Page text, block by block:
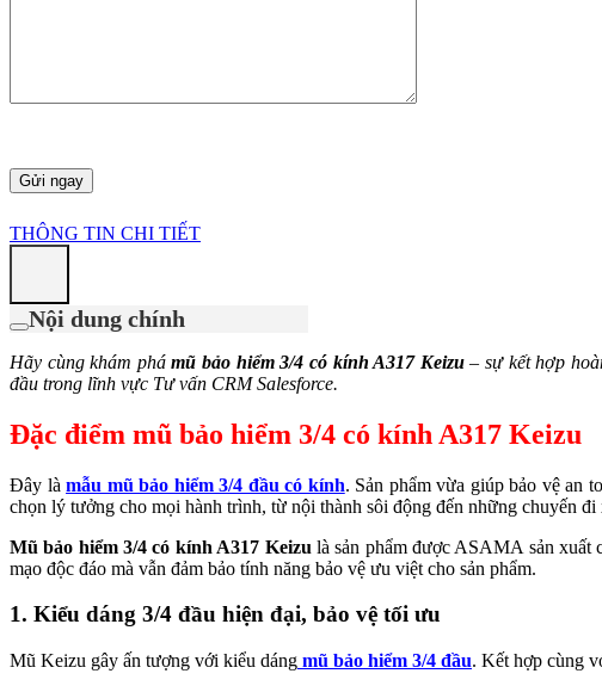
THÔNG TIN CHI TIẾT
Nội dung chính
Hãy cùng khám phámũ bảo hiểm 3/4 có kính A317 Keizu– sự kết hợp
đầu trong lĩnh vực Tư vấn CRM Salesforce.
Đặc điểm mũ bảo hiểm 3/4 có kính A317 Keizu
Đây làmẫu mũ bảo hiểm 3/4 đầu có kính. Sản phẩm vừa giúp bảo vệ an
chọn lý tưởng cho mọi hành trình, từ nội thành sôi động đến những chuyến đi
Mũ bảo hiểm 3/4 có kính A317 Keizu là sản phẩm được ASAMA sản xuất
mạo độc đáo mà vẫn đảm bảo tính năng bảo vệ ưu việt cho sản phẩm.
1. Kiểu dáng 3/4 đầu hiện đại, bảo vệ tối ưu
Mũ Keizu gây ấn tượng với kiểu dáng mũ bảo hiểm 3/4 đầu. Kết hợp cùng